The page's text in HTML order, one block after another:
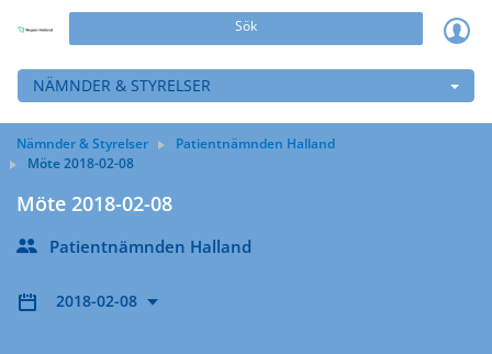
Sök
NÄMNDER & STYRELSER
Nämnder & Styrelser
Patientnämnden Halland
Möte 2018-02-08
Möte 2018-02-08
Patientnämnden Halland
2018-02-08